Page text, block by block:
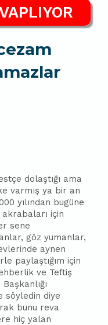
dolaştığı ama
varmış ya bir an
yılından bugüne
için
sene
göz yumanlar,
aynen
paylaştığım için
ve Teftiş
söyledin diye
bunu reva
hiç yalan